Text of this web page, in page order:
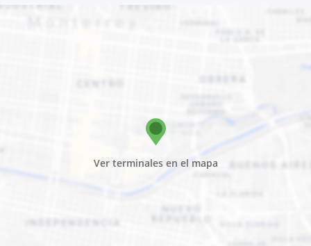
Ver terminales en el mapa